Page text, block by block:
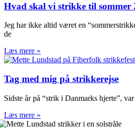
Hvad skal vi strikke til sommer
Jeg har ikke altid været en
de
Læs mere »
Tag med mig på strikkerejse
Sidste år på “strik i Danmarks hjerte”,
Læs mere »